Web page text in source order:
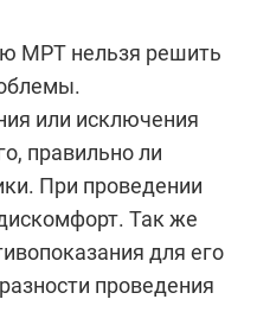
МРТ нельзя решить
или исключения
правильно ли
При проведении
Так же
для его
проведения